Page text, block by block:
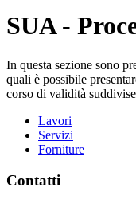
SUA -
In questa sezione sono
quali è possibile
corso di validità
Lavori
Servizi
Forniture
Contatti